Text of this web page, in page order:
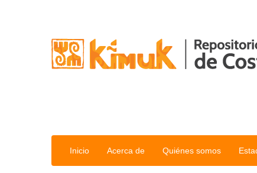
Inicio Acerca de Quiénes somos